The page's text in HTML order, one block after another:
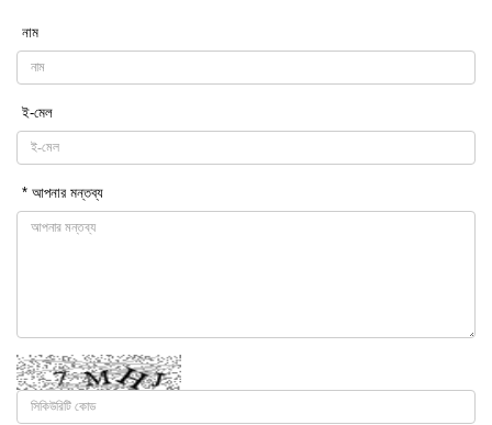
নাম
ই-মেল
* আপনার মন্তব্য